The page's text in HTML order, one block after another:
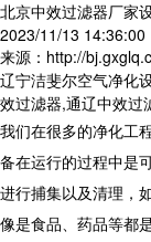
北京中效过滤器厂家
2023/11/13 14:36:00
来源：http://
辽宁洁斐尔空气净化
效过滤器,通辽中效过
我们在很多的净化工
备在运行的过程中是
进行捕集以及清理，
像是食品、药品等都